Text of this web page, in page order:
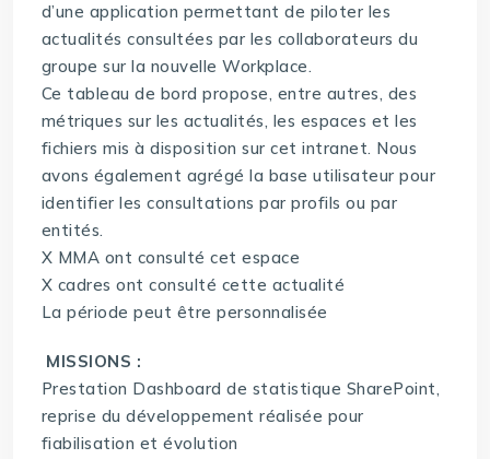
d’une application permettant de piloter les
actualités consultées par les collaborateurs du
groupe sur la nouvelle Workplace.
Ce tableau de bord propose, entre autres, des
métriques sur les actualités, les espaces et les
fichiers mis à disposition sur cet intranet. Nous
avons également agrégé la base utilisateur pour
identifier les consultations par profils ou par
entités.
X MMA ont consulté cet espace
X cadres ont consulté cette actualité
La période peut être personnalisée
MISSIONS :
Prestation Dashboard de statistique SharePoint,
reprise du développement réalisée pour
fiabilisation et évolution